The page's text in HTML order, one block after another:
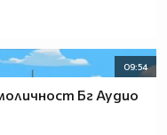
09:54
Бг Аудио